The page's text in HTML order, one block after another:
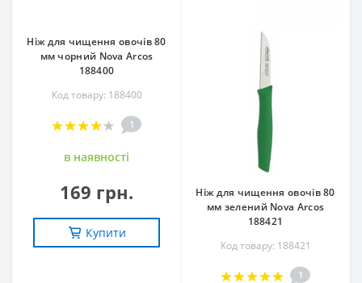
Ніж для чищення овочів 80
мм чорний Nova Arcos
188400
Код товару: 188400
1
в наявностi
169 грн.
Купити
Ніж для чищення овочів 80
мм зелений Nova Arcos
188421
Код товару: 188421
1